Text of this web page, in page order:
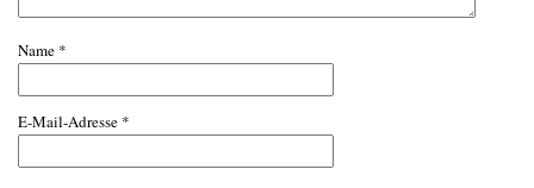
Name *
E-Mail-Adresse *